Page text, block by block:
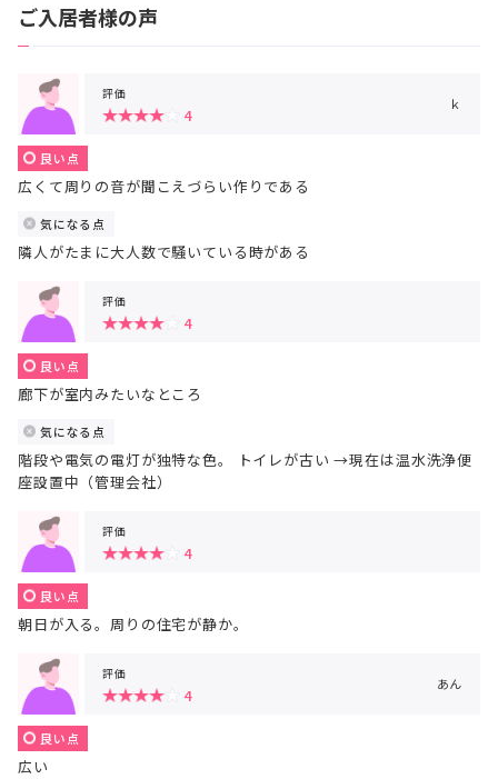
ご入居者様の声
評価
4
ｋ
良い点
広くて周りの音が聞こえづらい作りである
気になる点
隣人がたまに大人数で騒いている時がある
評価
4
良い点
廊下が室内みたいなところ
気になる点
階段や電気の電灯が独特な色。 トイレが古い →現在は温水洗浄便
座設置中（管理会社）
評価
4
良い点
朝日が入る。周りの住宅が静か。
評価
4
あん
良い点
広い